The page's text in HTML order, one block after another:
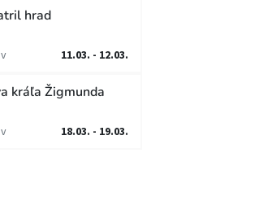
hrad
11.03. - 12.03.
kráľa Žigmunda
18.03. - 19.03.